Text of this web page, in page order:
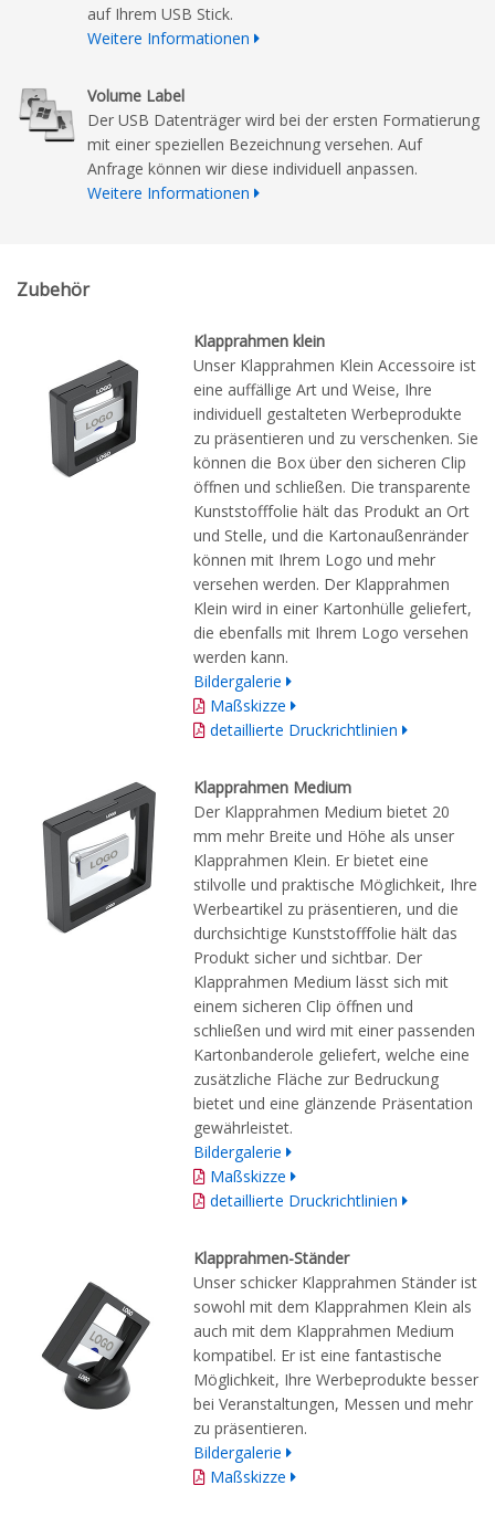
auf Ihrem USB Stick.
Weitere Informationen
Volume Label
Der USB Datenträger wird bei der ersten Formatierung
mit einer speziellen Bezeichnung versehen. Auf
Anfrage können wir diese individuell anpassen.
Weitere Informationen
Zubehör
Klapprahmen klein
Unser Klapprahmen Klein Accessoire ist
eine auffällige Art und Weise, Ihre
individuell gestalteten Werbeprodukte
zu präsentieren und zu verschenken. Sie
können die Box über den sicheren Clip
öffnen und schließen. Die transparente
Kunststofffolie hält das Produkt an Ort
und Stelle, und die Kartonaußenränder
können mit Ihrem Logo und mehr
versehen werden. Der Klapprahmen
Klein wird in einer Kartonhülle geliefert,
die ebenfalls mit Ihrem Logo versehen
werden kann.
Bildergalerie
Maßskizze
detaillierte Druckrichtlinien
Klapprahmen Medium
Der Klapprahmen Medium bietet 20
mm mehr Breite und Höhe als unser
Klapprahmen Klein. Er bietet eine
stilvolle und praktische Möglichkeit, Ihre
Werbeartikel zu präsentieren, und die
durchsichtige Kunststofffolie hält das
Produkt sicher und sichtbar. Der
Klapprahmen Medium lässt sich mit
einem sicheren Clip öffnen und
schließen und wird mit einer passenden
Kartonbanderole geliefert, welche eine
zusätzliche Fläche zur Bedruckung
bietet und eine glänzende Präsentation
gewährleistet.
Bildergalerie
Maßskizze
detaillierte Druckrichtlinien
Klapprahmen-Ständer
Unser schicker Klapprahmen Ständer ist
sowohl mit dem Klapprahmen Klein als
auch mit dem Klapprahmen Medium
kompatibel. Er ist eine fantastische
Möglichkeit, Ihre Werbeprodukte besser
bei Veranstaltungen, Messen und mehr
zu präsentieren.
Bildergalerie
Maßskizze